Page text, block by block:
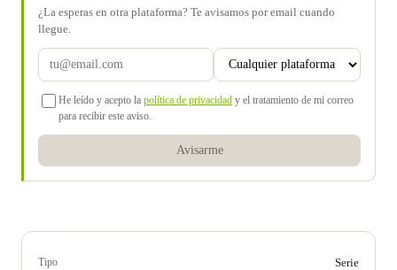
¿La esperas en otra plataforma? Te avisamos por email cuando
llegue.
He leído y acepto la política de privacidad y el tratamiento de mi correo
para recibir este aviso.
Avisarme
Tipo Serie